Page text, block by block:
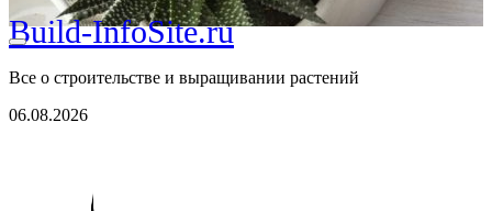
Build-InfoSite.ru
Все о строительстве и выращивании растений
06.08.2026